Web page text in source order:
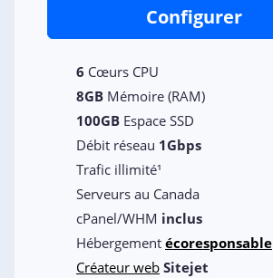
Configurer
6 Cœurs CPU
8GB Mémoire (RAM)
100GB Espace SSD
Débit réseau 1Gbps
Trafic illimité¹
Serveurs au Canada
cPanel/WHM inclus
Hébergement écoresponsable
Créateur web Sitejet